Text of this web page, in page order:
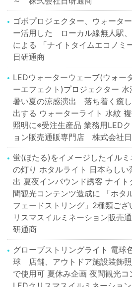
ゴボプロジェクター、ウォータ
ー活用した ローカル線無人駅
による 「ナイトタイムエコノ
日研通商
LEDウォーターウェーブ(ウォー
ーエフェクト)プロジェクター
暑い夏の涼感演出 落ち着く癒
出する ウォーターライト 水紋
照明に※受注生産品 業務用LED
ョン販売通販専門店 株式会社
蛍(ほたる)をイメージしたイル
の灯り ホタルライト 日本らし
出 夏夜インバウンド誘客 ナイ
間観光コンテンツ造成に 「ホタ
フェードストリング」2種類ご
リスマスイルミネーション販売
研通商
グローブストリングライト 電球
球 店舗、アウトドア施設装飾
で使用可 夏休み企画 夜間観光コ